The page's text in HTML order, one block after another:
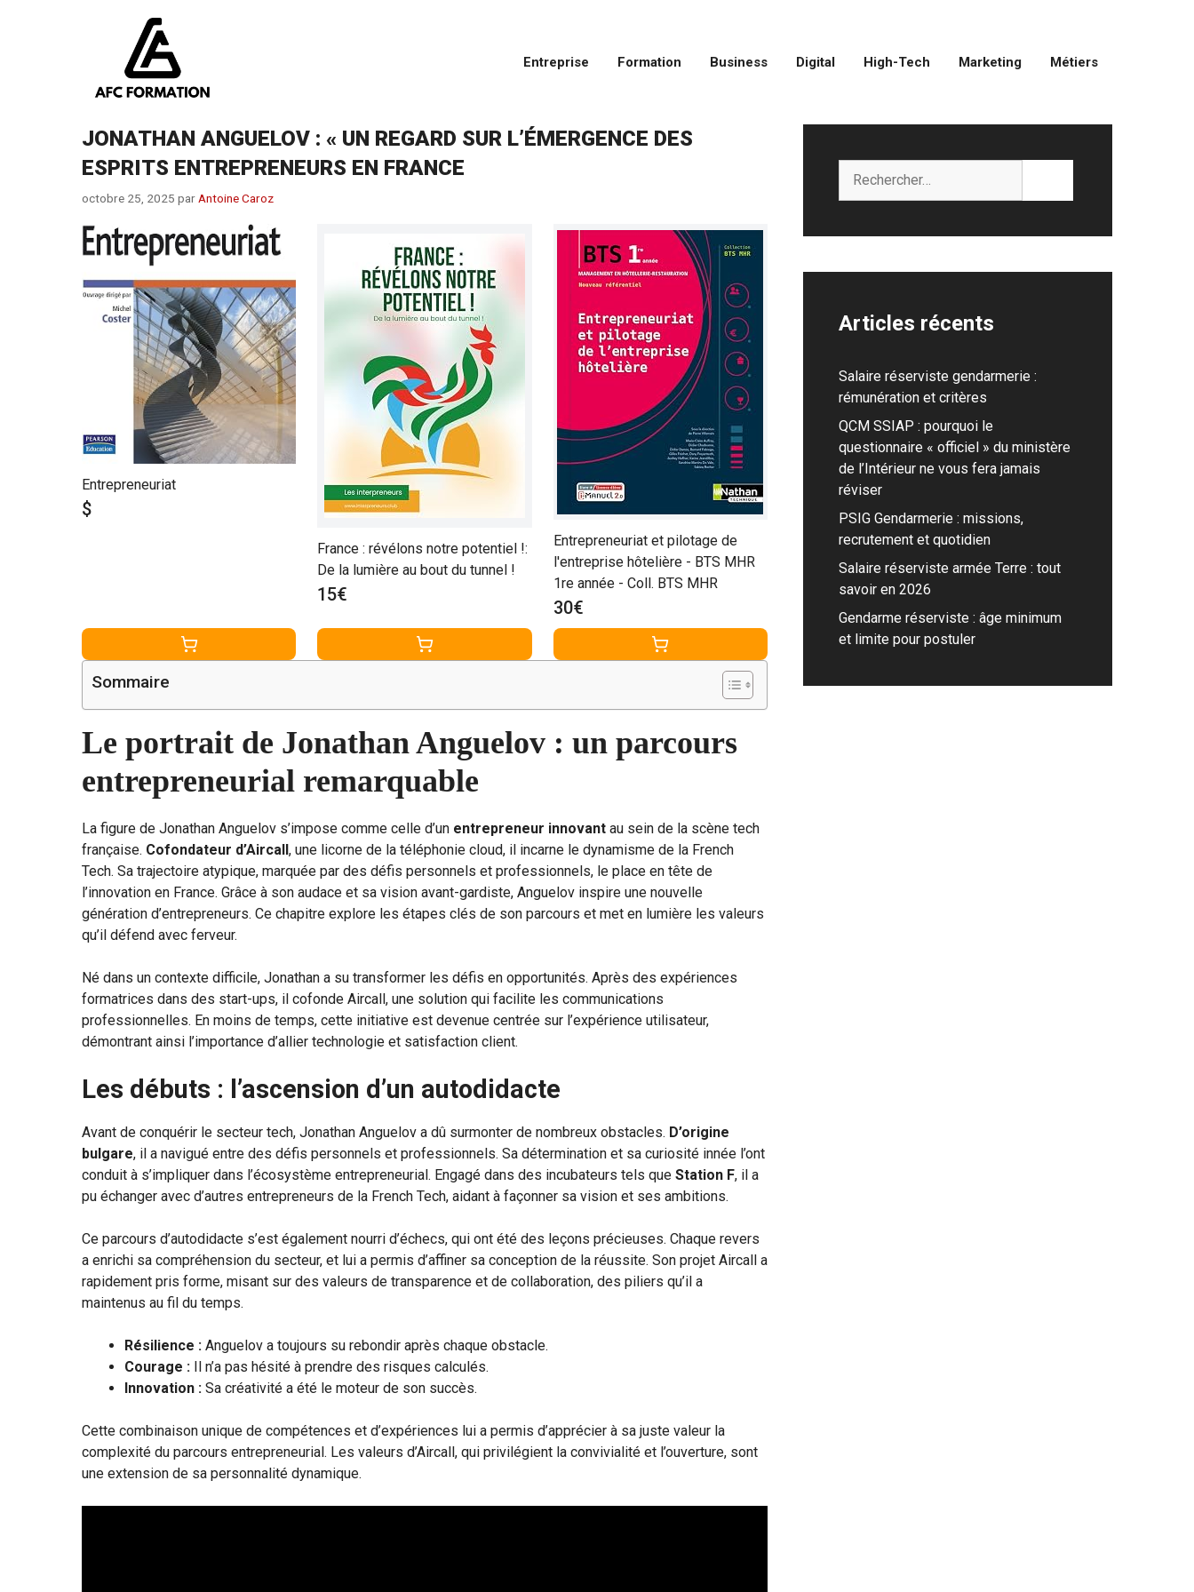
Entreprise Formation Business Digital High-Tech Marketing Métiers
JONATHAN ANGUELOV : « UN REGARD SUR L’ÉMERGENCE DES
ESPRITS ENTREPRENEURS EN FRANCE
octobre 25, 2025 parAntoine Caroz
Entrepreneuriat
$
France : révélons notre potentiel !:
De la lumière au bout du tunnel !
15€
Entrepreneuriat et pilotage de
l'entreprise hôtelière - BTS MHR
1re année - Coll. BTS MHR
30€
Sommaire
Le portrait de Jonathan Anguelov : un parcours
entrepreneurial remarquable
La figure de Jonathan Anguelov s’impose comme celle d’un entrepreneur innovant au sein de la scène tech
française. Cofondateur d’Aircall , une licorne de la téléphonie cloud, il incarne le dynamisme de la French
Tech. Sa trajectoire atypique, marquée par des défis personnels et professionnels, le place en tête de
l’innovation en France. Grâce à son audace et sa vision avant-gardiste, Anguelov inspire une nouvelle
génération d’entrepreneurs. Ce chapitre explore les étapes clés de son parcours et met en lumière les valeurs
qu’il défend avec ferveur.
Né dans un contexte difficile, Jonathan a su transformer les défis en opportunités. Après des expériences
formatrices dans des start-ups, il cofonde Aircall, une solution qui facilite les communications
professionnelles. En moins de temps, cette initiative est devenue centrée sur l’expérience utilisateur,
démontrant ainsi l’importance d’allier technologie et satisfaction client.
Les débuts : l’ascension d’un autodidacte
Avant de conquérir le secteur tech, Jonathan Anguelov a dû surmonter de nombreux obstacles. D’origine
bulgare, il a navigué entre des défis personnels et professionnels. Sa détermination et sa curiosité innée l’ont
conduit à s’impliquer dans l’écosystème entrepreneurial. Engagé dans des incubateurs tels que Station F, il a
pu échanger avec d’autres entrepreneurs de la French Tech, aidant à façonner sa vision et ses ambitions.
Ce parcours d’autodidacte s’est également nourri d’échecs, qui ont été des leçons précieuses. Chaque revers
a enrichi sa compréhension du secteur, et lui a permis d’affiner sa conception de la réussite. Son projet Aircall a
rapidement pris forme, misant sur des valeurs de transparence et de collaboration, des piliers qu’il a
maintenus au fil du temps.
Résilience : Anguelov a toujours su rebondir après chaque obstacle.
Courage : Il n’a pas hésité à prendre des risques calculés.
Innovation : Sa créativité a été le moteur de son succès.
Cette combinaison unique de compétences et d’expériences lui a permis d’apprécier à sa juste valeur la
complexité du parcours entrepreneurial. Les valeurs d’Aircall, qui privilégient la convivialité et l’ouverture, sont
une extension de sa personnalité dynamique.
Articles récents
Salaire réserviste gendarmerie :
rémunération et critères
QCM SSIAP : pourquoi le
questionnaire « officiel » du ministère
de l’Intérieur ne vous fera jamais
réviser
PSIG Gendarmerie : missions,
recrutement et quotidien
Salaire réserviste armée Terre : tout
savoir en 2026
Gendarme réserviste : âge minimum
et limite pour postuler